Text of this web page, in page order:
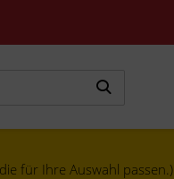
für Ihre Auswahl passen.)